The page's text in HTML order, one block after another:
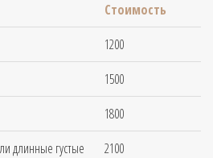
Стоимость
1200
1500
1800
длинные густые
2100